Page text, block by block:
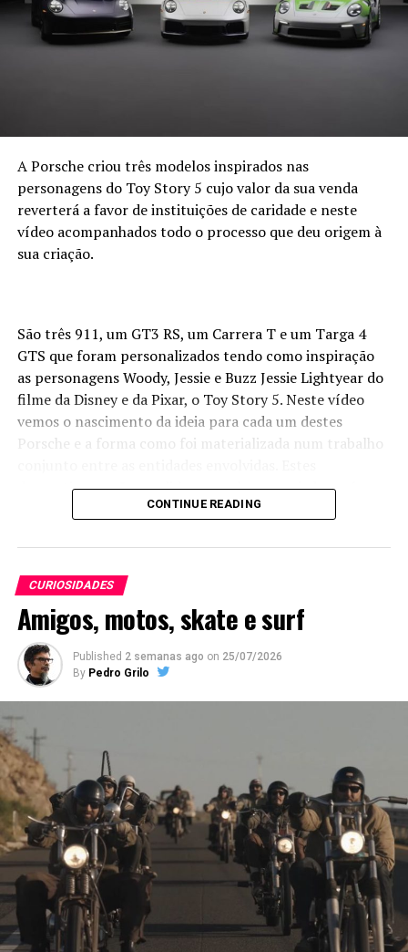
A Porsche criou três modelos inspirados nas
personagens do Toy Story 5 cujo valor da sua venda
reverterá a favor de instituições de caridade e neste
vídeo acompanhados todo o processo que deu origem à
sua criação.
São três 911, um GT3 RS, um Carrera T e um Targa 4
GTS que foram personalizados tendo como inspiração
as personagens Woody, Jessie e Buzz Jessie Lightyear do
filme da Disney e da Pixar, o Toy Story 5. Neste vídeo
vemos o nascimento da ideia para cada um destes
Porsche e a forma como foi materializada num trabalho
desportivos serão vendidos e o valor angariado será
doado à Cruz Vermelha Americana, à Starlight
America.
CONTINUE READING
CURIOSIDADES
Amigos, motos, skate e surf
Published 2 semanas ago on 25/07/2026
By Pedro Grilo